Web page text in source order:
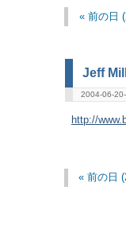
« 前の日
Jeff
2004-06-
http://
« 前の日